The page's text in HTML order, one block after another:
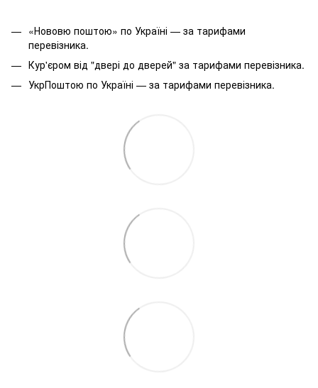
«Нововю поштою» по Україні — за тарифами
перевізника.
Кур'єром від "двері до дверей" за тарифами перевізника.
УкрПоштою по Україні — за тарифами перевізника.